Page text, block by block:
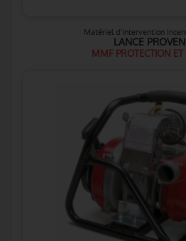
Matériel d'intervention
LANCE
MMF PROTECTION ET